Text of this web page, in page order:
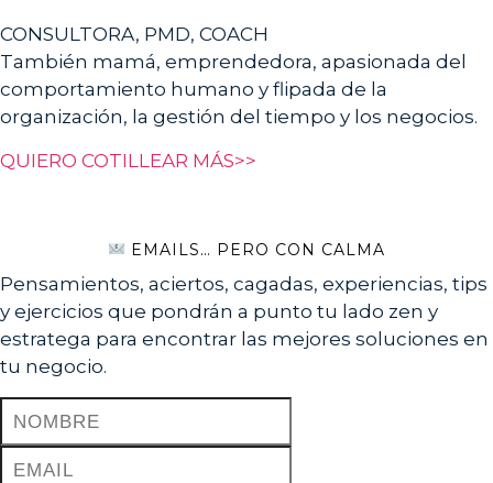
CONSULTORA, PMD, COACH
También mamá, emprendedora, apasionada del
comportamiento humano y flipada de la
organización, la gestión del tiempo y los negocios.
QUIERO COTILLEAR MÁS>>
EMAILS… PERO CON CALMA
Pensamientos, aciertos, cagadas, experiencias, tips
y ejercicios que pondrán a punto tu lado zen y
estratega para encontrar las mejores soluciones en
tu negocio.